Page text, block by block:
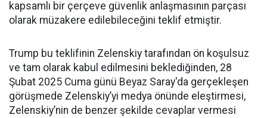
kapsamlı bir çerçeve güvenlik anlaşmasının parçası
olarak müzakere edilebileceğini teklif etmiştir.
Trump bu teklifinin Zelenskiy tarafından ön koşulsuz
ve tam olarak kabul edilmesini beklediğinden, 28
Şubat 2025 Cuma günü Beyaz Saray'da gerçekleşen
görüşmede Zelenskiy’yi medya önünde eleştirmesi,
Zelenskiy’nin de benzer şekilde cevaplar vermesi